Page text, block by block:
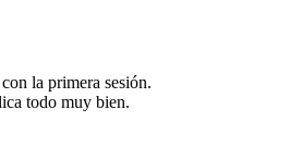
la primera sesión.
todo muy bien.